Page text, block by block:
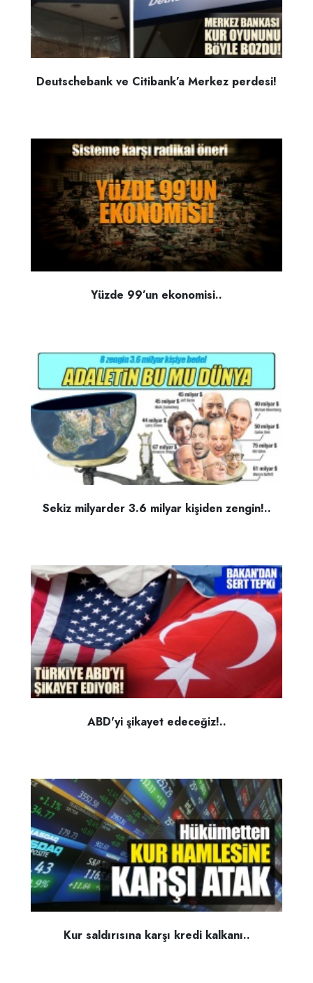
Deutschebank ve Citibank’a Merkez perdesi!
Yüzde 99’un ekonomisi..
Sekiz milyarder 3.6 milyar kişiden zengin!..
ABD'yi şikayet edeceğiz!..
Kur saldırısına karşı kredi kalkanı..